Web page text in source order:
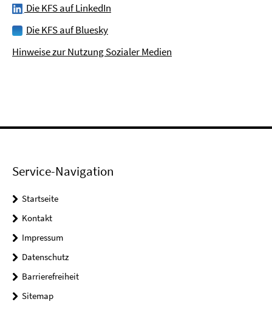
Die KFS auf LinkedIn
Die KFS auf Bluesky
Hinweise zur Nutzung Sozialer Medien
Service-Navigation
Startseite
Kontakt
Impressum
Datenschutz
Barrierefreiheit
Sitemap